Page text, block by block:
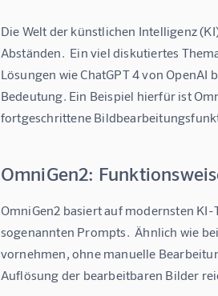
Die Welt der künstlichen Intelligenz
Abständen.  Ein viel diskutiertes
Lösungen wie ChatGPT 4 von
Bedeutung. Ein Beispiel hierfür ist
fortgeschrittene
OmniGen2:
OmniGen2 basiert auf modernsten
sogenannten Prompts.  Ähnlich wie
vornehmen, ohne manuelle
Auflösung der bearbeitbaren Bilder